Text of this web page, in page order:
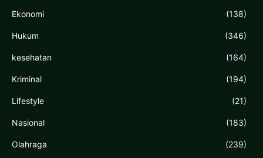
Ekonomi (138)
Hukum (346)
kesehatan (164)
Kriminal (194)
Lifestyle (21)
Nasional (183)
Olahraga (239)